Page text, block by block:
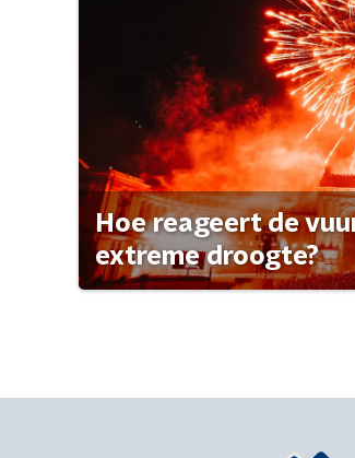
Hoe reageert de
extreme droogte?